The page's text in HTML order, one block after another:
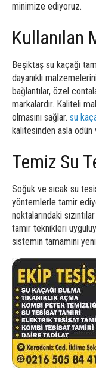
minimize ediyoruz.
Kullanılan
Beşiktaş su kaçağı
dayanıklı
bağlantılar, özel
markalardır. Kaliteli
olmasını sağlar. su
kalitesinden asla ödün
Temiz Su
Soğuk ve sıcak su
yöntemlerle tamir
noktalarındaki
tamir teknikleri
sistemin tamamını